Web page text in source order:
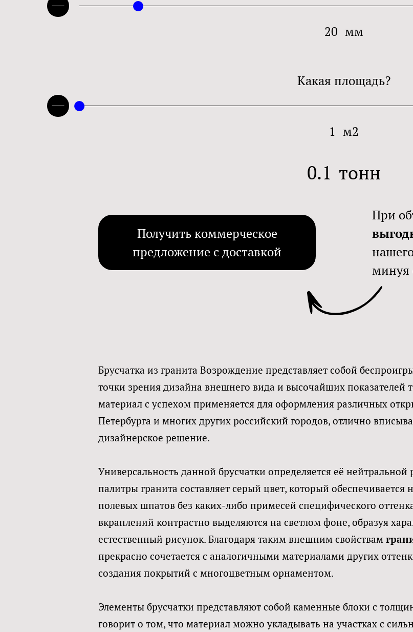
20 мм
Какая площадь?
1 м2
0.1 тонн
Получить коммерческое
предложение с доставкой
При
минуя
Брусчатка из гранита Возрождение представляет собой
точки зрения дизайна внешнего вида и высочайших показателей
материал с успехом применяется для оформления различных
Петербурга и многих других российский городов, отлично
дизайнерское решение.
Универсальность данной брусчатки определяется её
палитры гранита составляет серый цвет, который
полевых шпатов без каких-либо примесей специфического
вкраплений контрастно выделяются на светлом фоне, образуя
естественный рисунок. Благодаря таким внешним свойствам
прекрасно сочетается с аналогичными материалами других
создания покрытий с многоцветным орнаментом.
Элементы брусчатки представляют собой каменные блоки с
говорит о том, что материал можно укладывать на участках с